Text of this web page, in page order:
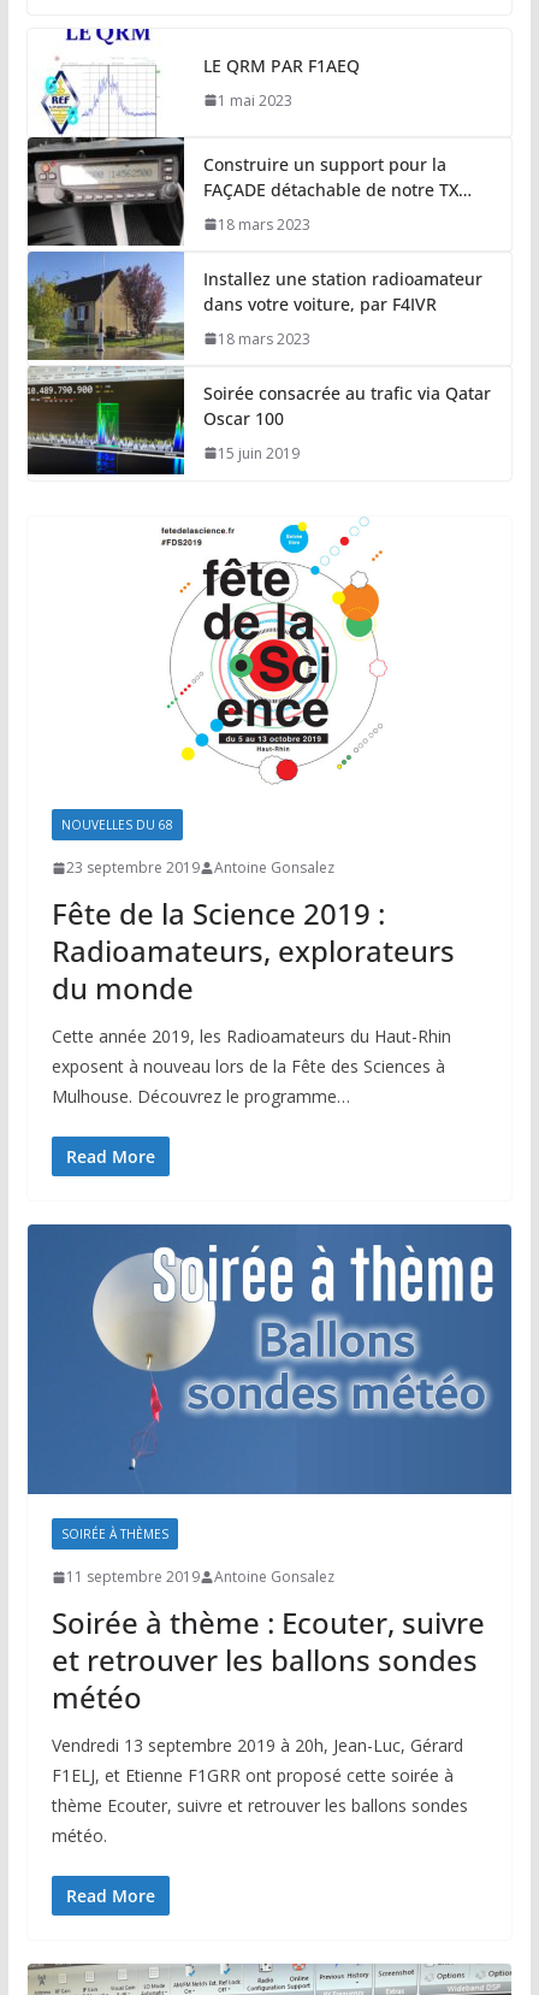
LE QRM PAR F1AEQ
1 mai 2023
Construire un support pour la
FAÇADE détachable de notre TX…
18 mars 2023
Installez une station radioamateur
dans votre voiture, par F4IVR
18 mars 2023
Soirée consacrée au trafic via Qatar
Oscar 100
15 juin 2019
NOUVELLES DU 68
23 septembre 2019 Antoine Gonsalez
Fête de la Science 2019 :
Radioamateurs, explorateurs
du monde
Cette année 2019, les Radioamateurs du Haut-Rhin
exposent à nouveau lors de la Fête des Sciences à
Mulhouse. Découvrez le programme…
Read More
SOIRÉE À THÈMES
11 septembre 2019 Antoine Gonsalez
Soirée à thème : Ecouter, suivre
et retrouver les ballons sondes
météo
Vendredi 13 septembre 2019 à 20h, Jean-Luc, Gérard
F1ELJ, et Etienne F1GRR ont proposé cette soirée à
thème Ecouter, suivre et retrouver les ballons sondes
météo.
Read More